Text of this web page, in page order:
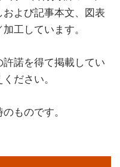
よび記事本文、図表
工しています。
諾を得て掲載してい
ださい。
ものです。